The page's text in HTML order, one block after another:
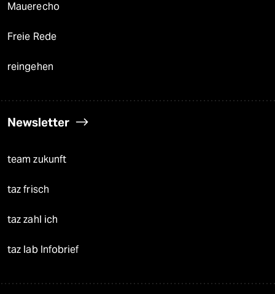
Mauerecho
Freie Rede
reingehen
Newsletter
team zukunft
taz frisch
taz zahl ich
taz lab Infobrief